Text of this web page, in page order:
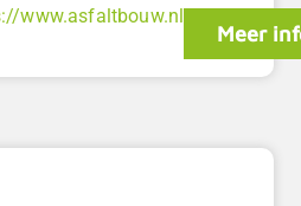
www.asfaltbouw.nl
Meer